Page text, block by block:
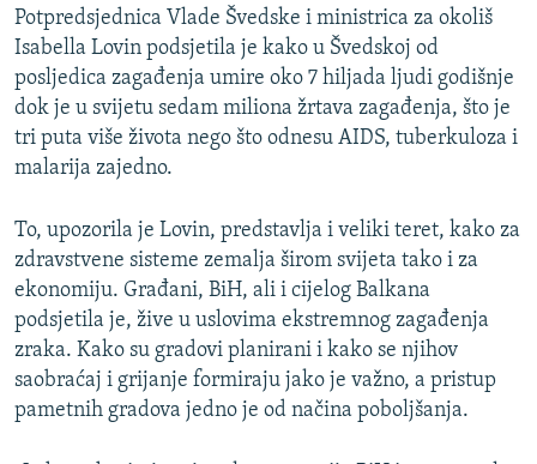
Potpredsjednica Vlade Švedske i ministrica za okoliš
Isabella Lovin podsjetila je kako u Švedskoj od
posljedica zagađenja umire oko 7 hiljada ljudi godišnje
dok je u svijetu sedam miliona žrtava zagađenja, što je
tri puta više života nego što odnesu AIDS, tuberkuloza i
malarija zajedno.
To, upozorila je Lovin, predstavlja i veliki teret, kako za
zdravstvene sisteme zemalja širom svijeta tako i za
ekonomiju. Građani, BiH, ali i cijelog Balkana
podsjetila je, žive u uslovima ekstremnog zagađenja
zraka. Kako su gradovi planirani i kako se njihov
saobraćaj i grijanje formiraju jako je važno, a pristup
pametnih gradova jedno je od načina poboljšanja.